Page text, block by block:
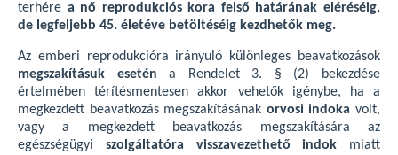
terhére a nő reprodukciós kora felső határának eléréséig,
de legfeljebb 45. életéve betöltéséig kezdhetők meg.
Az emberi reprodukcióra irányuló különleges beavatkozások
megszakításuk esetén a Rendelet 3. § (2) bekezdése
értelmében térítésmentesen akkor vehetők igénybe, ha a
megkezdett beavatkozás megszakításának orvosi indoka volt,
vagy a megkezdett beavatkozás megszakítására az
egészségügyi szolgáltatóra visszavezethető indok miatt